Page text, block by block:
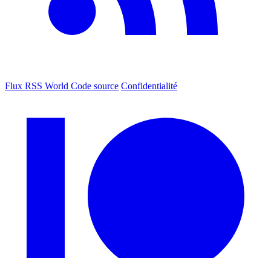
Flux RSS World Code source Confidentialité